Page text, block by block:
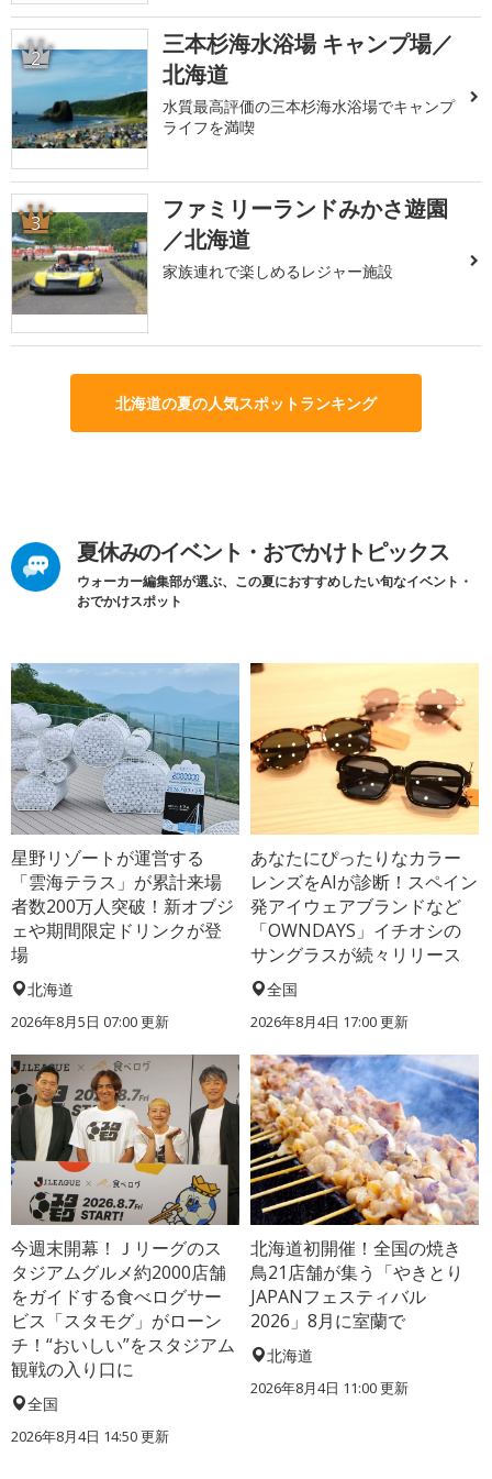
2
三本杉海水浴場 キャンプ場／
北海道
水質最高評価の三本杉海水浴場でキャンプ
ライフを満喫
3
ファミリーランドみかさ遊園
／北海道
家族連れで楽しめるレジャー施設
北海道の夏の人気スポットランキング
夏休みのイベント・おでかけトピックス
ウォーカー編集部が選ぶ、この夏におすすめしたい旬なイベント・
おでかけスポット
星野リゾートが運営する
「雲海テラス」が累計来場
者数200万人突破！新オブジ
ェや期間限定ドリンクが登
場
北海道
2026年8月5日 07:00更新
あなたにぴったりなカラー
レンズをAIが診断！スペイン
発アイウェアブランドなど
「OWNDAYS」イチオシの
サングラスが続々リリース
全国
2026年8月4日 17:00更新
今週末開幕！Ｊリーグのス
タジアムグルメ約2000店舗
をガイドする食べログサー
ビス「スタモグ」がローン
チ！“おいしい”をスタジアム
観戦の入り口に
全国
2026年8月4日 14:50更新
北海道初開催！全国の焼き
鳥21店舗が集う「やきとり
JAPANフェスティバル
2026」8月に室蘭で
北海道
2026年8月4日 11:00更新